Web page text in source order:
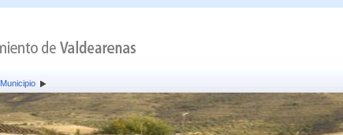
Municipio